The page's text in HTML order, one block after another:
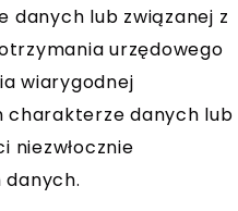
lub związanej z
urzędowego
wiarygodnej
charakterze danych lub
niezwłocznie